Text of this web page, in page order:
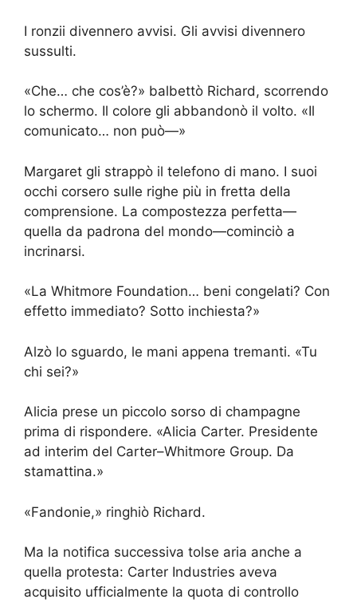
I ronzii divennero avvisi. Gli avvisi divennero
sussulti.
«Che… che cos’è?» balbettò Richard, scorrendo
lo schermo. Il colore gli abbandonò il volto. «Il
comunicato… non può—»
Margaret gli strappò il telefono di mano. I suoi
occhi corsero sulle righe più in fretta della
comprensione. La compostezza perfetta—
quella da padrona del mondo—cominciò a
incrinarsi.
«La Whitmore Foundation… beni congelati? Con
effetto immediato? Sotto inchiesta?»
Alzò lo sguardo, le mani appena tremanti. «Tu
chi sei?»
Alicia prese un piccolo sorso di champagne
prima di rispondere. «Alicia Carter. Presidente
ad interim del Carter–Whitmore Group. Da
stamattina.»
«Fandonie,» ringhiò Richard.
Ma la notifica successiva tolse aria anche a
quella protesta: Carter Industries aveva
acquisito ufficialmente la quota di controllo